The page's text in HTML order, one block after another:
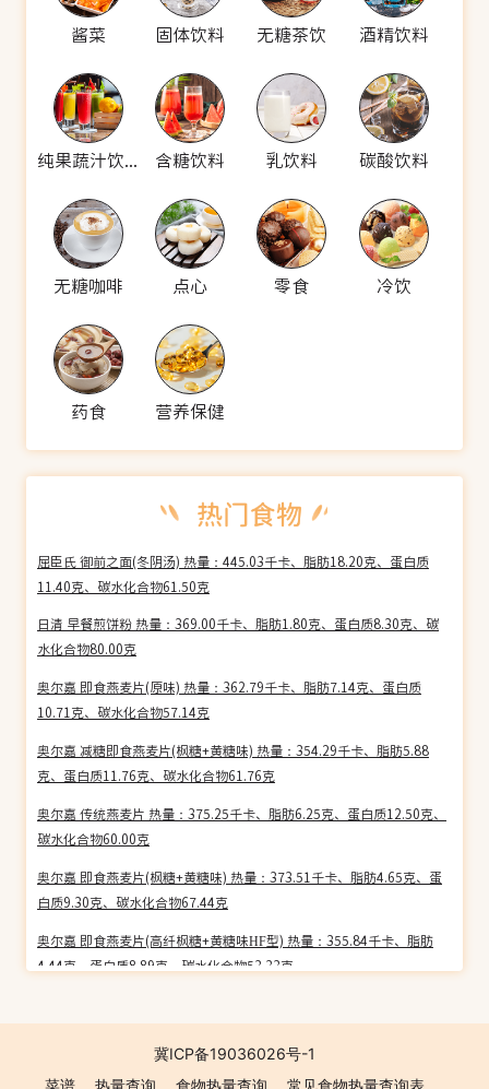
酱菜 固体饮料 无糖茶饮 酒精饮料
纯果蔬汁饮料 含糖饮料 乳饮料 碳酸饮料
无糖咖啡 点心 零食 冷饮
药食 营养保健
屈臣氏 御前之面(冬阴汤) 热量：445.03千卡、脂肪18.20克、蛋白质
11.40克、碳水化合物61.50克
日清 早餐煎饼粉 热量：369.00千卡、脂肪1.80克、蛋白质8.30克、碳
水化合物80.00克
奥尔嘉 即食燕麦片(原味) 热量：362.79千卡、脂肪7.14克、蛋白质
10.71克、碳水化合物57.14克
奥尔嘉 减糖即食燕麦片(枫糖+黄糖味) 热量：354.29千卡、脂肪5.88
克、蛋白质11.76克、碳水化合物61.76克
奥尔嘉 传统燕麦片 热量：375.25千卡、脂肪6.25克、蛋白质12.50克、
碳水化合物60.00克
奥尔嘉 即食燕麦片(枫糖+黄糖味) 热量：373.51千卡、脂肪4.65克、蛋
白质9.30克、碳水化合物67.44克
奥尔嘉 即食燕麦片(高纤枫糖+黄糖味HF型) 热量：355.84千卡、脂肪
4.44克、蛋白质8.89克、碳水化合物53.33克
克、碳水化合物75.20克
百胜厨 咖喱拉面 热量：396.07千卡、脂肪17.81克、蛋白质10.28克、
冀ICP备19036026号-1